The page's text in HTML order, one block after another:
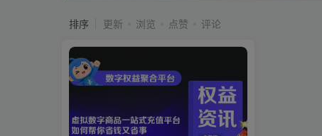
排序 更新 浏览 点赞 评论